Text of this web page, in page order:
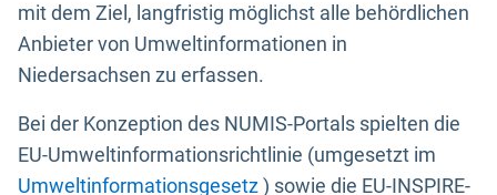
mit dem Ziel, langfristig möglichst alle behördlichen
Anbieter von Umweltinformationen in
Niedersachsen zu erfassen.
Bei der Konzeption des NUMIS-Portals spielten die
EU-Umweltinformationsrichtlinie (umgesetzt im
Umweltinformationsgesetz) sowie die EU-INSPIRE-